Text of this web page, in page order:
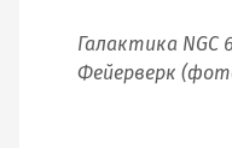
Галактика NGC
Фейерверк